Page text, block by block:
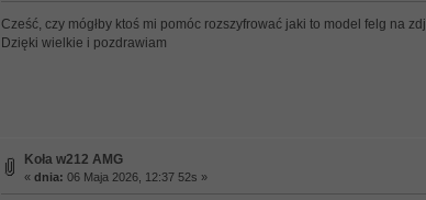
Cześć, czy mógłby ktoś mi pomóc rozszyfrować jaki to model felg na
Dzięki wielkie i pozdrawiam
Koła w212 AMG
« dnia: 06 Maja 2026, 12:37 52s »